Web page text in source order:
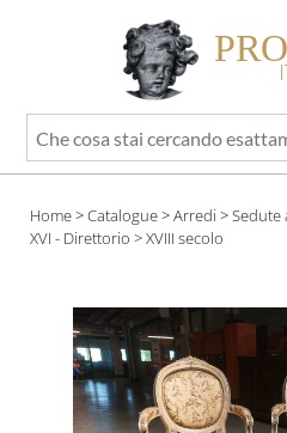
Che
cosa
cercando
esattamente
Home>Catalogue>Arredi >Sedute
XVI - Direttorio > XVIII secolo